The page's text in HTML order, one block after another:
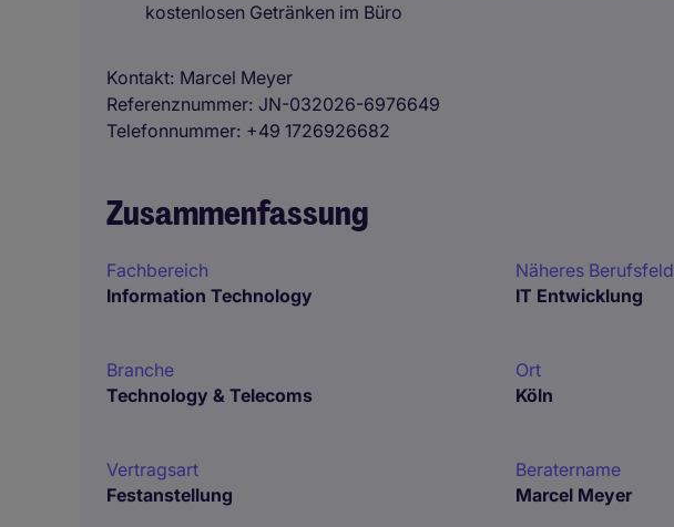
kostenlosen Getränken im Büro
Kontakt Marcel Meyer
Referenznummer JN-032026-6976649
Telefonnummer +49 1726926682
Zusammenfassung
Fachbereich
Information Technology
Näheres Berufsfeld
IT Entwicklung
Branche
Technology & Telecoms
Ort
Köln
Vertragsart
Festanstellung
Beratername
Marcel Meyer